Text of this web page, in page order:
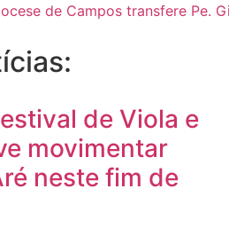
de Campos transfere Pe.
de Viola e
movimentar
neste fim de